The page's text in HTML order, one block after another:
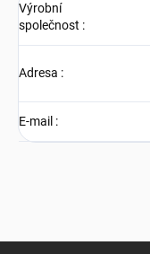
Výrobní
společnost :
Adresa :
E-mail :